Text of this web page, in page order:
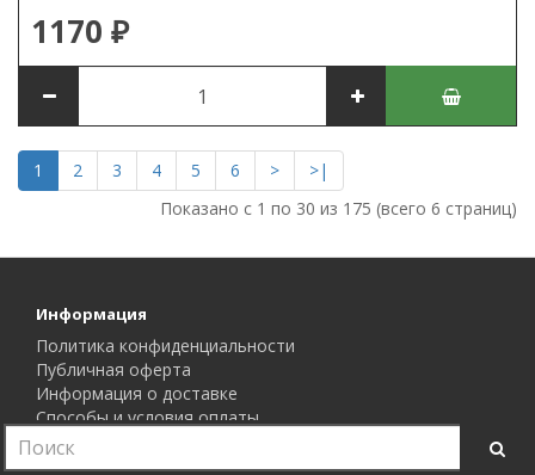
1170 ₽
1 2 3 4 5 6 >
>|
Показано с 1 по 30 из 175 (всего 6 страниц)
Информация
Политика конфиденциальности
Публичная оферта
Информация о доставке
Способы и условия оплаты
Гарантия и возврат